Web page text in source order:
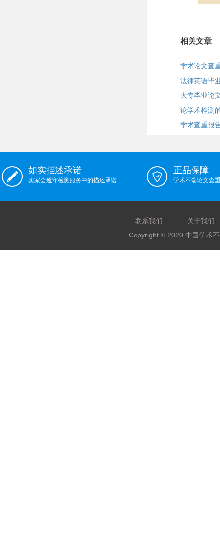
相关文章
学术论文查
法律英语毕
大专毕业论
论学术检测
学术查重报
如实描述承诺
卖家会遵守检测服务中的描述承诺
正品保障
学术不端论文查
联系我们
关于我们
Copyright © 2020 中国学术